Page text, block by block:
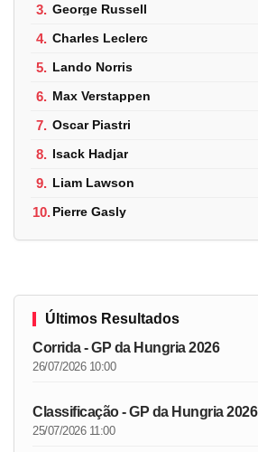
3. George Russell
4. Charles Leclerc
5. Lando Norris
6. Max Verstappen
7. Oscar Piastri
8. Isack Hadjar
9. Liam Lawson
10.Pierre Gasly
Últimos Resultados
Corrida - GP da Hungria 2026
26/07/2026 10:00
Classificação - GP da Hungria 2026
25/07/2026 11:00